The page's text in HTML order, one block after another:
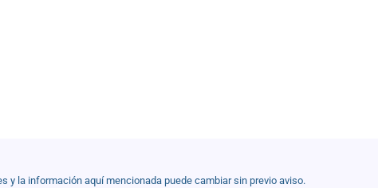
y la información aquí mencionada puede cambiar sin previo aviso.